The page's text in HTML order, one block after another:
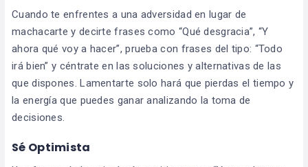
Cuando te enfrentes a una adversidad en lugar de
machacarte y decirte frases como “Qué desgracia”, “Y
ahora qué voy a hacer”, prueba con frases del tipo: “Todo
irá bien” y céntrate en las soluciones y alternativas de las
que dispones. Lamentarte solo hará que pierdas el tiempo y
la energía que puedes ganar analizando la toma de
decisiones.
Sé Optimista